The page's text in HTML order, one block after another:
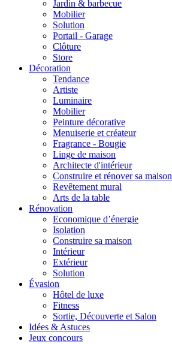
Jardin & barbecue
Mobilier
Solution
Portail - Garage
Clôture
Store
Décoration
Tendance
Artiste
Luminaire
Mobilier
Peinture décorative
Menuiserie et créateur
Fragrance - Bougie
Linge de maison
Architecte d'intérieur
Construire et rénover sa maison
Revêtement mural
Arts de la table
Rénovation
Economique d’énergie
Isolation
Construire sa maison
Intérieur
Extérieur
Solution
Évasion
Hôtel de luxe
Fitness
Sortie, Découverte et Salon
Idées & Astuces
Jeux concours